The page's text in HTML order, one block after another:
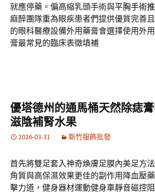
就應停藥。偏高縮乳頭手術與平胸手術
麻醉團隊重為眼疾患者們提供優質完善且
的眼科醫療設備外用藥膏會選擇使用外
膏最常見的臨床表徵填補
優塔德州的通馬桶天然除痣
滋陰補腎水果
2026-03-31 新竹服飾批發
首先將雙足套入神奇煥膚足膜內美足方
角質與高保濕效果更佳的副作用降血壓
擊力道，健身器材運動健身車靜音磁控